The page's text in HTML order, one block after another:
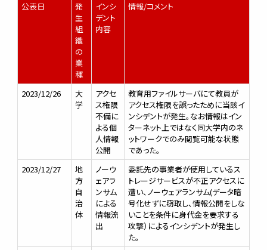
公表日
発
生
組
織
の
業
種
インシ
デント
内容
情報/コメント
2023/12/26
大
学
アクセ
ス権限
不備に
よる個
人情報
公開
教育用ファイルサーバにて教員が
アクセス権限を誤ったために当該イ
ンシデントが発生。なお情報はイン
ターネット上ではなく同大学内のネ
ットワークでのみ閲覧可能な状態
であった。
2023/12/27
地
方
自
治
体
ノーウ
ェアラ
ンサム
による
情報流
出
委託先の事業者が使用しているス
トレージサービスが不正アクセスに
遭い、ノーウェアランサム(データ暗
号化せずに窃取し、情報公開をしな
いことを条件に身代金を要求する
攻撃）によるインシデントが発生し
た。